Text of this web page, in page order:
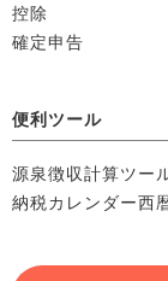
控除
確定申告
便利ツール
源泉徴収計算ツー
納税カレンダー西